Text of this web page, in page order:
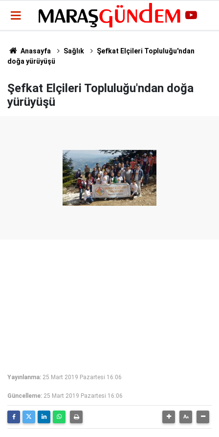
Anasayfa Sağlık
Şefkat Elçileri Topluluğu'ndan
doğa yürüyüşü
Şefkat Elçileri Topluluğu'ndan doğa
yürüyüşü
Yayınlanma: 25 Mart 2019 Pazartesi 16:06
Güncelleme: 25 Mart 2019 Pazartesi 16:06